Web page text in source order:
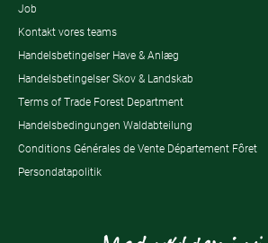
Job
Kontakt vores teams
Handelsbetingelser Have & Anlæg
Handelsbetingelser Skov & Landskab
Terms of Trade Forest Department
Handelsbedingungen Waldabteilung
Conditions Générales de Vente Département Fôret
Persondatapolitik